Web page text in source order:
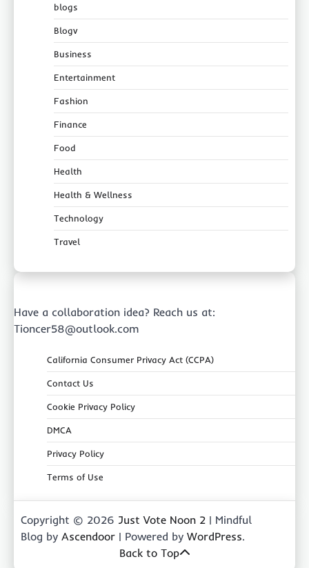
blogs
Blogv
Business
Entertainment
Fashion
Finance
Food
Health
Health & Wellness
Technology
Travel
Have a collaboration idea? Reach us at:
Tioncer58@outlook.com
California Consumer Privacy Act (CCPA)
Contact Us
Cookie Privacy Policy
DMCA
Privacy Policy
Terms of Use
Copyright © 2026 Just Vote Noon 2 | Mindful
Blog by Ascendoor | Powered by WordPress.
Back to Top